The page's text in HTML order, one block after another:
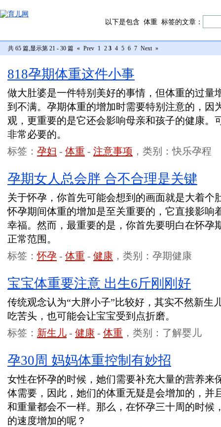
以下是包含 体重 标签的文章：
共 65 篇,显示第 21 - 30 篇 « Prev 1 2 3 4 5 6 7 Next »
818孕期体重这件小事
做大肚婆是一件特别美好的事情，但体重的过量
到不满。孕期体重的增加时需要特别注意的，因
观，更重要的是它还会影响母亲和孩子的健康。
非常必要的。
标签： 孕妇 - 体重 - 注意事项 ，类别：快乐孕程
孕期女人总会胖 合不合理是关键
关于怀孕，你首先可能会想到的画面就是大着个
怀孕期间体重的增加是至关重要的，它直接影响
幸福。然而，最重要的是，你首先要明白在怀孕
正常范围。
标签：怀孕 - 体重 - 健康 ，类别：孕期健康
宝宝体重要注意 出生6斤刚刚好
传统观念认为“大胖小子”比较好，其实不然新生
吃苦头，也可能会让宝宝受到点折磨。
标签： 新生儿 - 健康 - 体重 ，类别：了解婴儿
孕30周 妈妈体重控制有妙招
女性在怀孕的时候，她们需要补充大量的营养来
体需要，因此，她们的体重无疑是会增加的，并
和重量都会不一样。那么，在怀孕三十周的时候
的速度增加的呢？